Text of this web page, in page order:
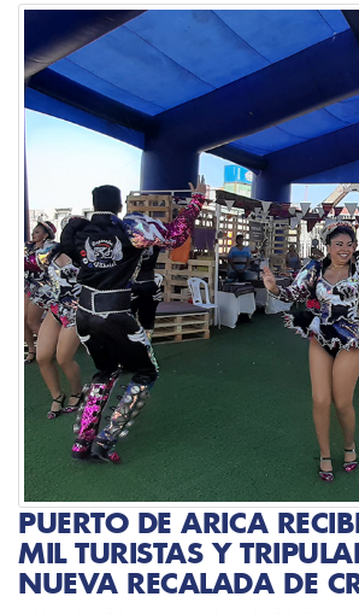
PUERTO DE ARICA
MIL TURISTAS Y
NUEVA RECALADA DE